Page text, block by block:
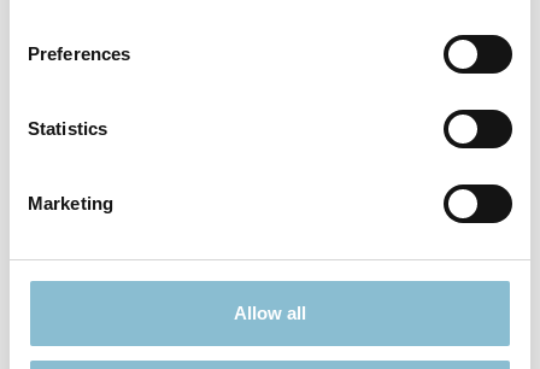
Preferences
Statistics
Marketing
Allow all